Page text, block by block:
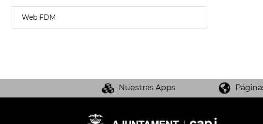
Web FDM
Nuestras Apps